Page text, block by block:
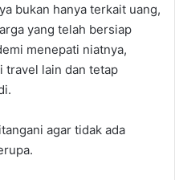
bukan hanya terkait uang,
yang telah bersiap
menepati niatnya,
travel lain dan tetap
agar tidak ada